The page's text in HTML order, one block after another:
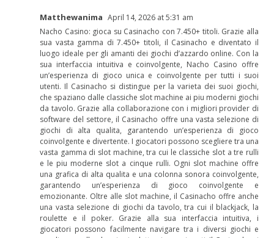
Matthewanima April 14, 2026 at 5:31 am
Nacho Casino: gioca su Casinacho con 7.450+ titoli. Grazie alla
sua vasta gamma di 7.450+ titoli, il Casinacho e diventato il
luogo ideale per gli amanti dei giochi d’azzardo online. Con la
sua interfaccia intuitiva e coinvolgente, Nacho Casino offre
un’esperienza di gioco unica e coinvolgente per tutti i suoi
utenti. Il Casinacho si distingue per la varieta dei suoi giochi,
che spaziano dalle classiche slot machine ai piu moderni giochi
da tavolo. Grazie alla collaborazione con i migliori provider di
software del settore, il Casinacho offre una vasta selezione di
giochi di alta qualita, garantendo un’esperienza di gioco
coinvolgente e divertente. I giocatori possono scegliere tra una
vasta gamma di slot machine, tra cui le classiche slot a tre rulli
e le piu moderne slot a cinque rulli. Ogni slot machine offre
una grafica di alta qualita e una colonna sonora coinvolgente,
garantendo un’esperienza di gioco coinvolgente e
emozionante. Oltre alle slot machine, il Casinacho offre anche
una vasta selezione di giochi da tavolo, tra cui il blackjack, la
roulette e il poker. Grazie alla sua interfaccia intuitiva, i
giocatori possono facilmente navigare tra i diversi giochi e